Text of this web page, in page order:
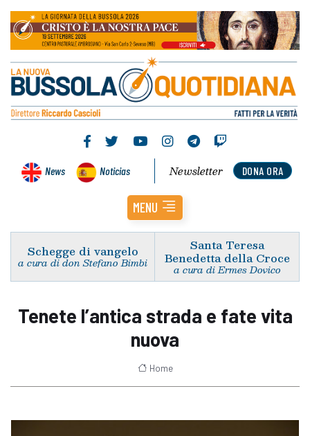
News Noticias DONA ORA
Newsletter
MENU
Schegge di vangelo
a cura di don Stefano Bimbi
Santa Teresa
Benedetta della Croce
a cura di Ermes Dovico
Tenete l’antica strada e fate vita
nuova
Home